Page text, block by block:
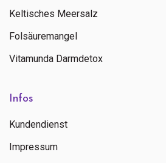
Keltisches Meersalz
Folsäuremangel
Vitamunda Darmdetox
Infos
Kundendienst
Impressum